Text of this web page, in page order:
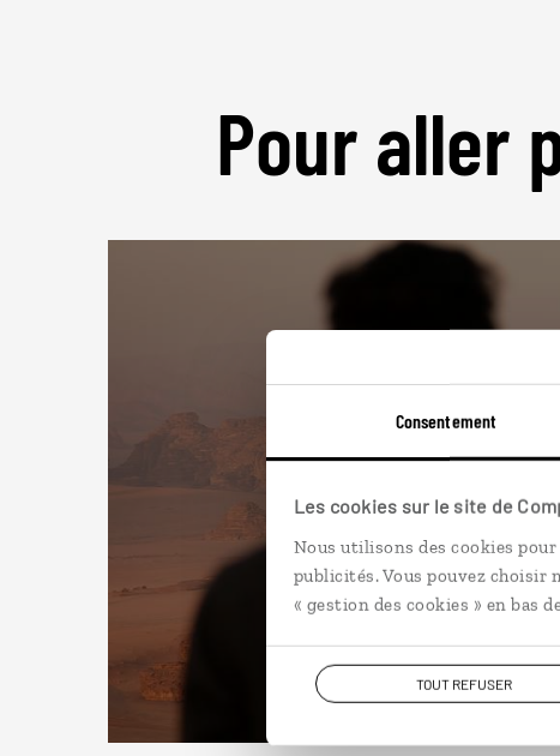
Consentement
Les cookies sur le site de
Nous utilisons des cookies
publicités. Vous pouvez choisir
« gestion des cookies » en bas
TOUT REFUSER
Pour aller